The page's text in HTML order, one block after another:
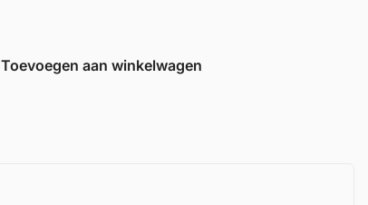
Toevoegen aan winkelwagen